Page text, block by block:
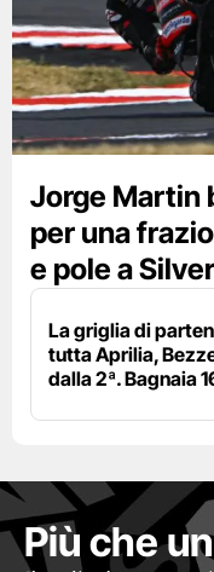
Jorge Martin
per una
e pole a
La griglia di
tutta Aprilia,
dalla 2ª. Bagnaia
Più che